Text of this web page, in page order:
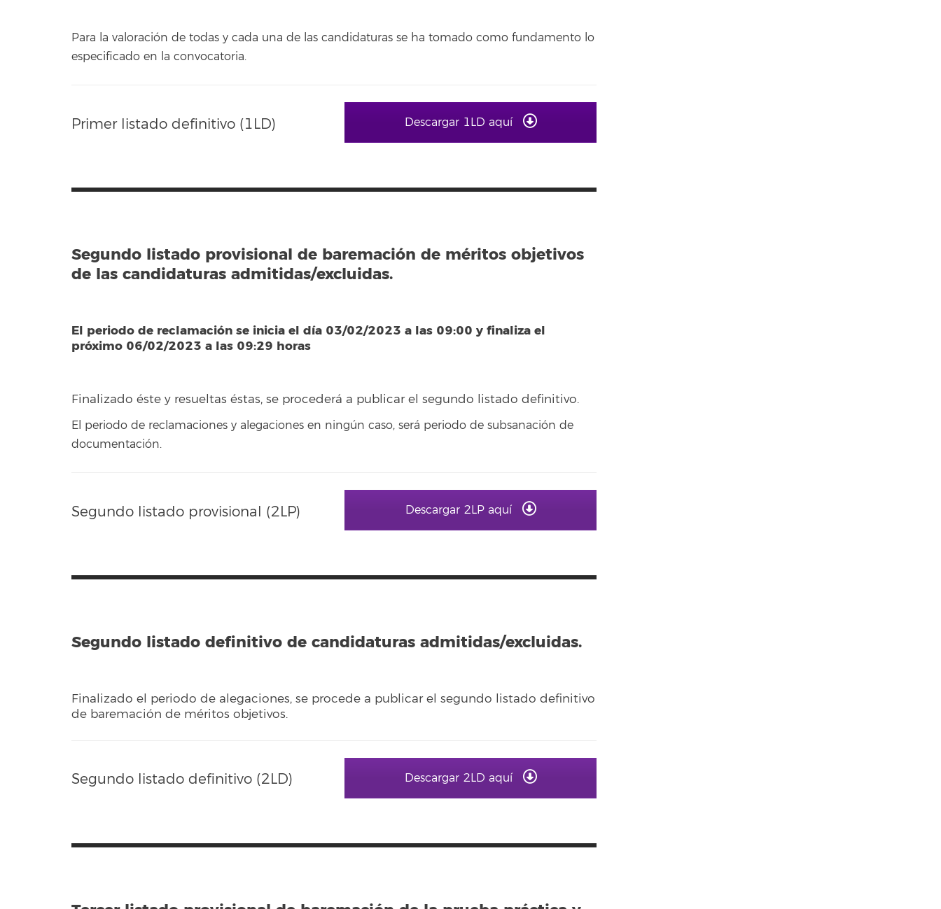
Para la valoración de todas y cada una de las candidaturas se ha tomado como fundamento lo
especificado en la convocatoria.
Primer listado definitivo (1LD) Descargar 1LD aquí
Segundo listado provisional de baremación de méritos objetivos
de las candidaturas admitidas/excluidas.
El periodo de reclamación se inicia el día 03/02/2023 a las 09:00 y finaliza el
próximo 06/02/2023 a las 09:29 horas
Finalizado éste y resueltas éstas, se procederá a publicar el segundo listado definitivo.
El periodo de reclamaciones y alegaciones en ningún caso, será periodo de subsanación de
documentación.
Segundo listado provisional (2LP) Descargar 2LP aquí
Segundo listado definitivo de candidaturas admitidas/excluidas.
Finalizado el periodo de alegaciones, se procede a publicar el segundo listado definitivo
de baremación de méritos objetivos.
Segundo listado definitivo (2LD) Descargar 2LD aquí